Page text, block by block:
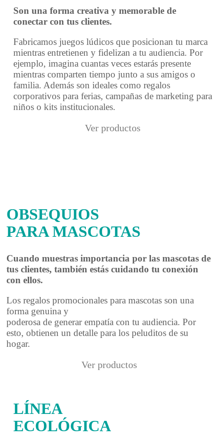
Son una forma creativa y memorable de
conectar con tus clientes.
Fabricamos juegos lúdicos que posicionan tu marca
mientras entretienen y fidelizan a tu audiencia. Por
ejemplo, imagina cuantas veces estarás presente
mientras comparten tiempo junto a sus amigos o
familia. Además son ideales como regalos
corporativos para ferias, campañas de marketing para
niños o kits institucionales.
Ver productos
OBSEQUIOS
PARA MASCOTAS
Cuando muestras importancia por las mascotas de
tus clientes, también estás cuidando tu conexión
con ellos.
Los regalos promocionales para mascotas son una
forma genuina y
poderosa de generar empatía con tu audiencia. Por
esto, obtienen un detalle para los peluditos de su
hogar.
Ver productos
LÍNEA
ECOLÓGICA